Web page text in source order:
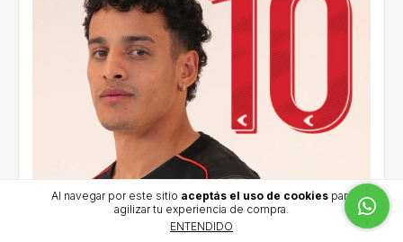
Al navegar por este sitio aceptás el uso de cookiespara
agilizar tu experiencia de compra.
ENTENDIDO